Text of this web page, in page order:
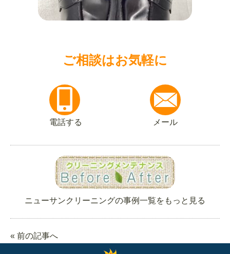
ご相談はお気軽に
電話する メール
ニューサンクリーニングの事例一覧をもっと見る
« 前の記事へ